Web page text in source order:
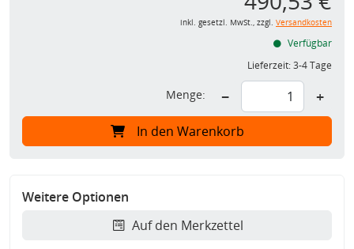
inkl. gesetzl. MwSt., zzgl. Versandkosten
Verfügbar
Lieferzeit:3-4 Tage
Menge: − +
In den Warenkorb
Weitere Optionen
Auf den Merkzettel